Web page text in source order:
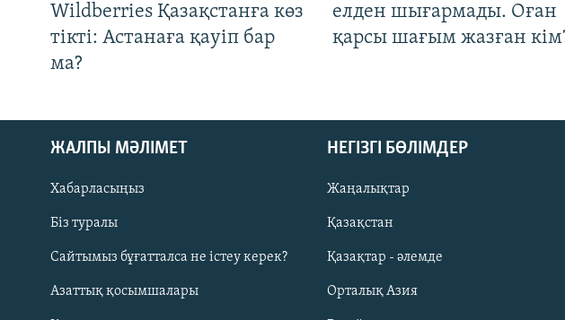
Русский
ЖАЗЫЛЫҢЫЗ
Wildberries Қазақстанға көз
тікті: Астанаға қауіп бар
ма?
елден шығармады. Оған
қарсы шағым жазған
ЖАЛПЫ МӘЛІМЕТ
Хабарласыңыз
Біз туралы
Сайтымыз бұғатталса не істеу керек?
Азаттық қосымшалары
НЕГІЗГІ БӨЛІМДЕР
Жаңалықтар
Қазақстан
Қазақтар - әлемде
Орталық Азия